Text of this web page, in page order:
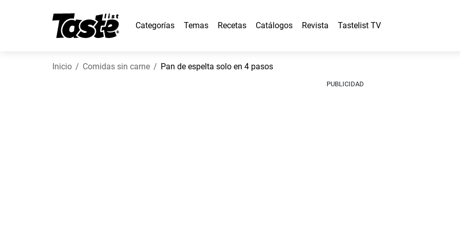
Categorías Temas Recetas Catálogos Revista Tastelist TV
Inicio Comidas sin carne Pan de espelta solo en 4 pasos
PUBLICIDAD